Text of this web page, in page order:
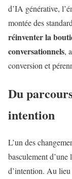
d’IA générative,
montée des
réinventer la
conversationnels,
conversion et
Du
intention
L’un des
basculement
d’intention. Au